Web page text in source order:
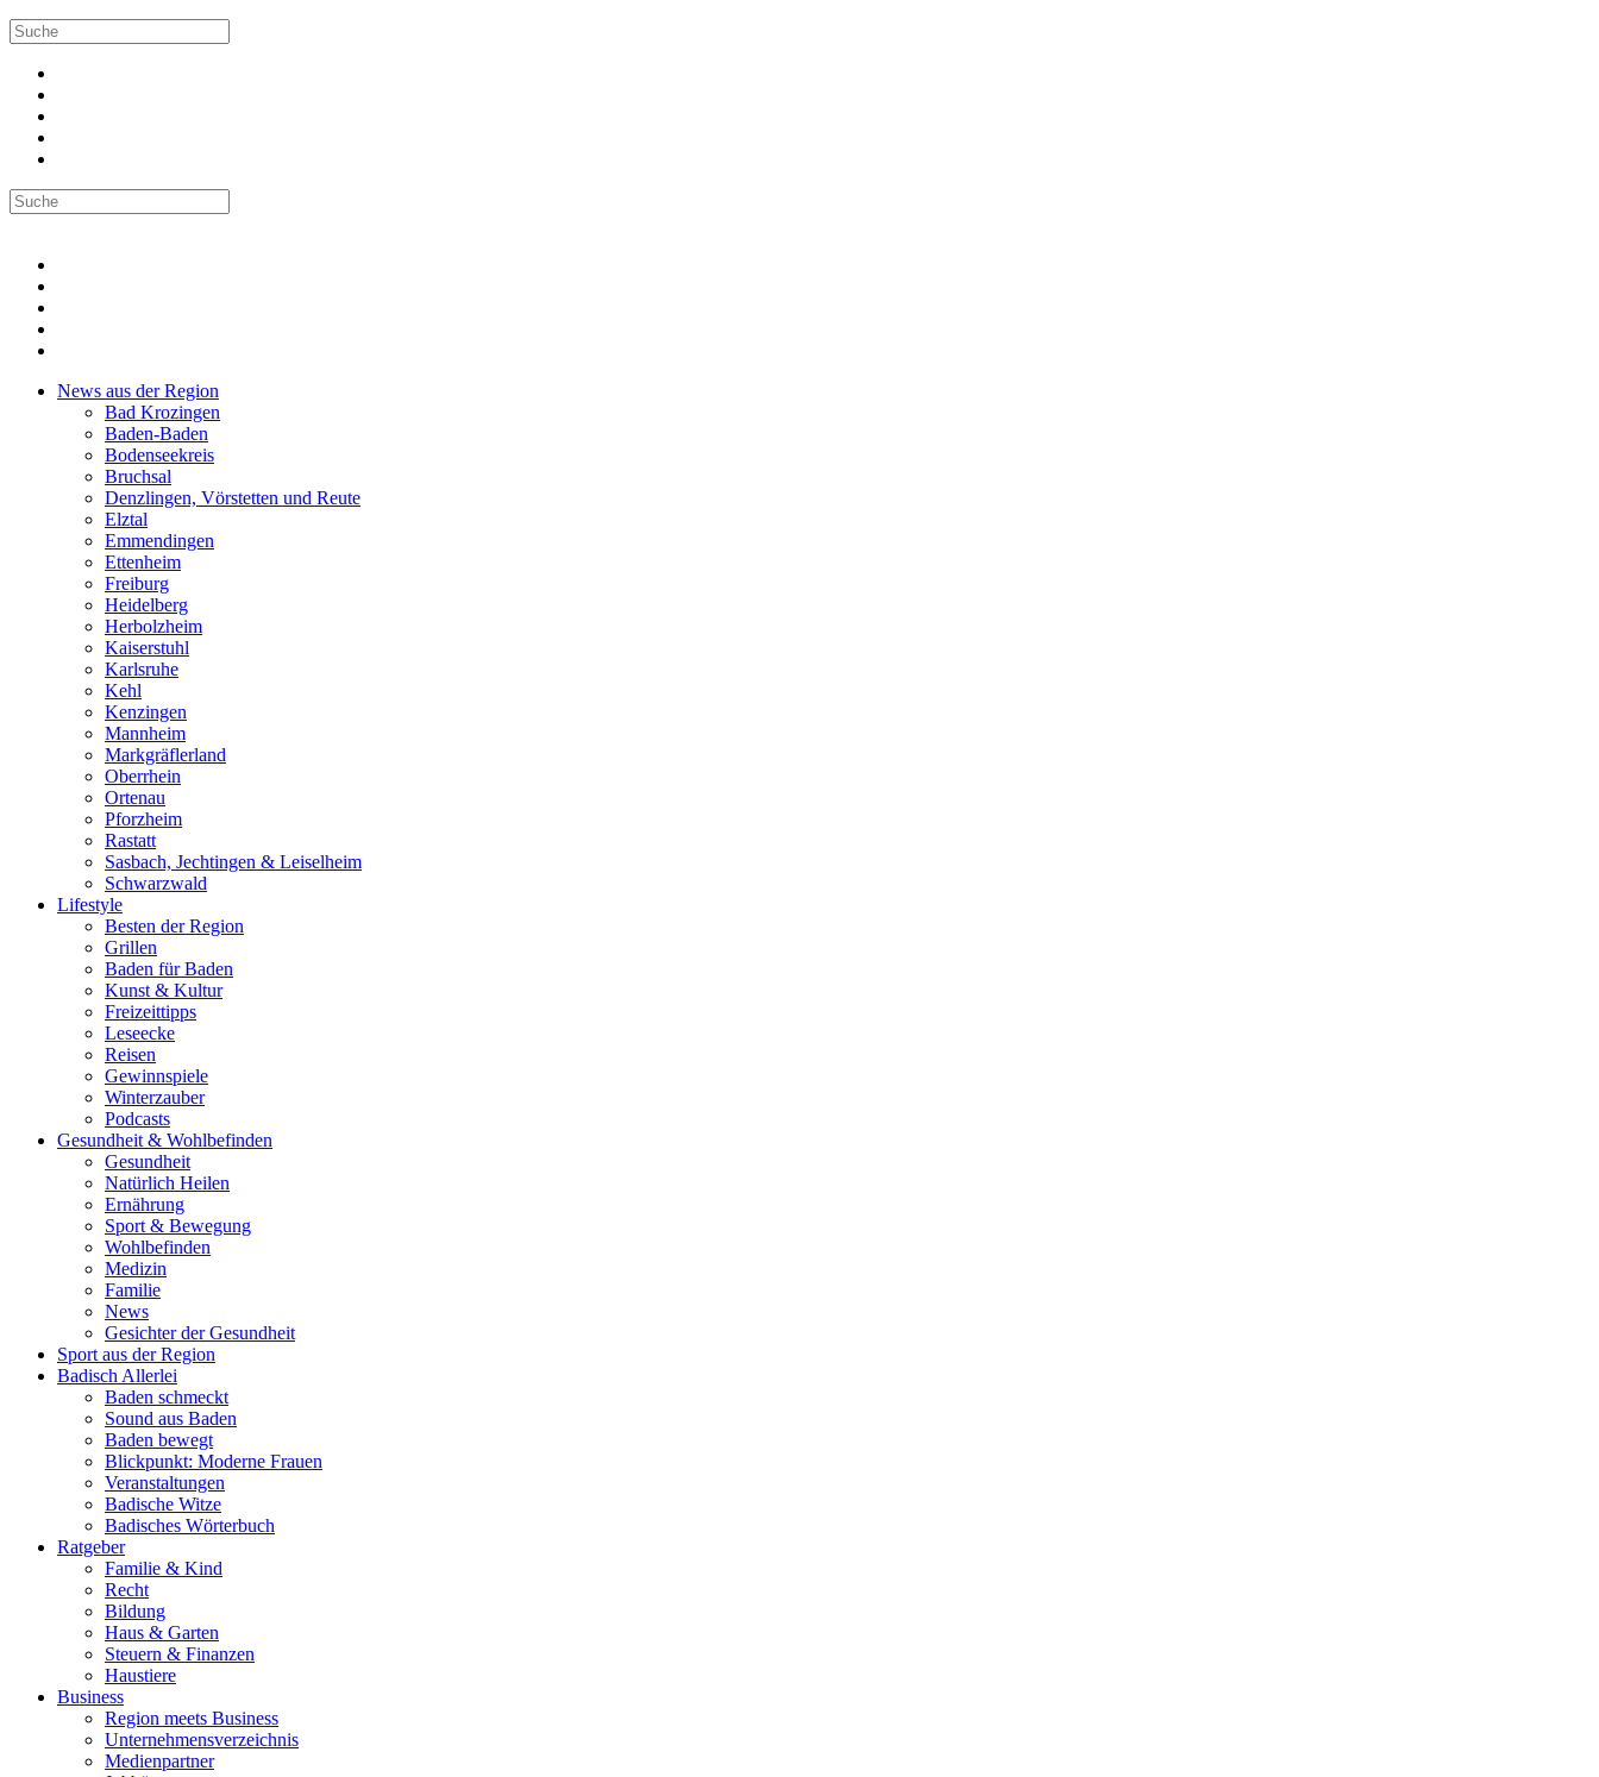
News aus der Region
Bad Krozingen
Baden-Baden
Bodenseekreis
Bruchsal
Denzlingen, Vörstetten und Reute
Elztal
Emmendingen
Ettenheim
Freiburg
Heidelberg
Herbolzheim
Kaiserstuhl
Karlsruhe
Kehl
Kenzingen
Mannheim
Markgräflerland
Oberrhein
Ortenau
Pforzheim
Rastatt
Sasbach, Jechtingen & Leiselheim
Schwarzwald
Lifestyle
Besten der Region
Grillen
Baden für Baden
Kunst & Kultur
Freizeittipps
Leseecke
Reisen
Gewinnspiele
Winterzauber
Podcasts
Gesundheit & Wohlbefinden
Gesundheit
Natürlich Heilen
Ernährung
Sport & Bewegung
Wohlbefinden
Medizin
Familie
News
Gesichter der Gesundheit
Sport aus der Region
Badisch Allerlei
Baden schmeckt
Sound aus Baden
Baden bewegt
Blickpunkt: Moderne Frauen
Veranstaltungen
Badische Witze
Badisches Wörterbuch
Ratgeber
Familie & Kind
Recht
Bildung
Haus & Garten
Steuern & Finanzen
Haustiere
Business
Region meets Business
Unternehmensverzeichnis
Medienpartner